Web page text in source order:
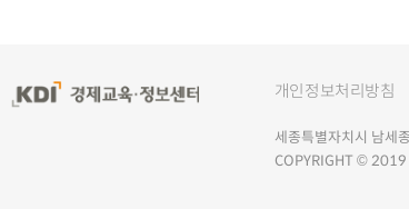
개인정보처리방침
세종특별자치시 남
COPYRIGHT © 2019